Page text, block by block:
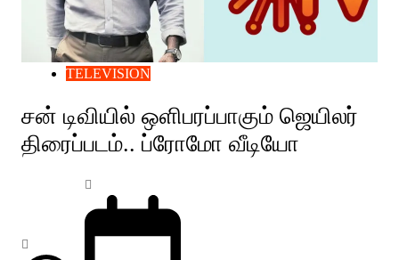
TELEVISION
சன் டிவியில் ஒளிபரப்பாகும் ஜெயிலர்
திரைப்படம்.. ப்ரோமோ வீடியோ